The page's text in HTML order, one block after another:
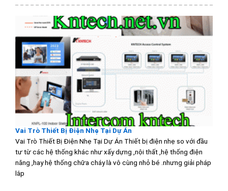
Vai Trò Thiết Bị Điện Nhẹ Tại Dự Án
Vai Trò Thiết Bị Điện Nhẹ Tại Dự Án Thiết bị điện nhẹ so với đầu
tư từ các hệ thống khác như xấy dựng ,nội thất ,hệ thống điện
năng ,hay hệ thống chữa cháy là vô cùng nhỏ bé .nhưng giải pháp
lắp